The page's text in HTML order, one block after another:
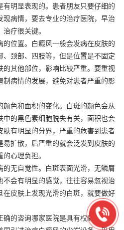
明显表现的。患者朋友只要仔细的
现病情，要去专业的治疗医院，早治
疗很关键。
位置。白癜风一般会发病在皮肤的
颈部、四肢等，但是位置是不固定
的其他部位，影响比较严重。要重视
制病情的发展，避免对患者严重的影
颜色和面积的变化。白斑的颜色会从
中的黑色素细胞脱失有关，面积也会
肤有明显的分界，严重的危害到患者
易扩散，后严重的就会泛发到皮肤的
心理负担。
的无自觉性。白斑表面光滑，无鳞屑
会有明显的感觉，往往容易忽视治
在皮肤上发现光滑的白斑，就要做好
确的咨询哪家医院是具有权威性质。